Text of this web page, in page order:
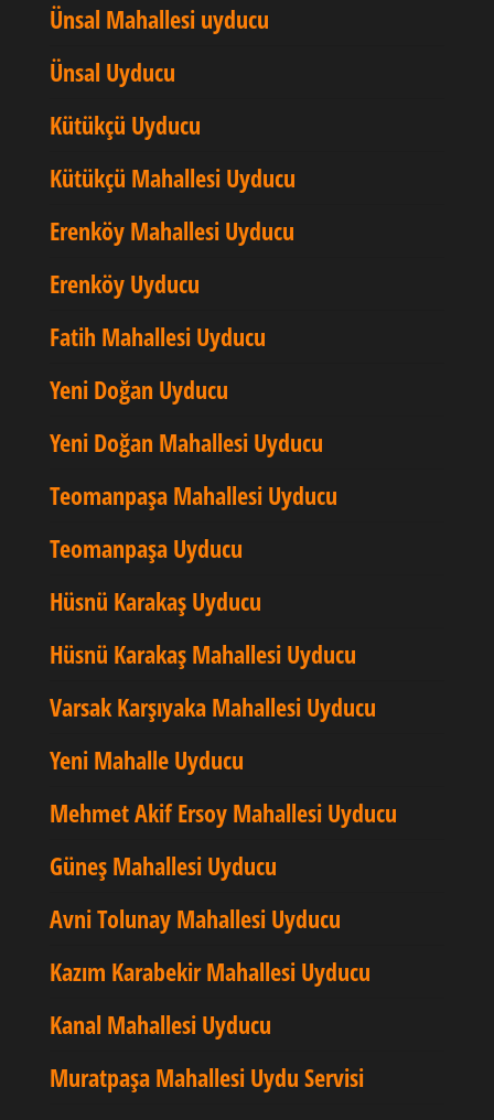
Ünsal Mahallesi uyducu
Ünsal Uyducu
Kütükçü Uyducu
Kütükçü Mahallesi Uyducu
Erenköy Mahallesi Uyducu
Erenköy Uyducu
Fatih Mahallesi Uyducu
Yeni Doğan Uyducu
Yeni Doğan Mahallesi Uyducu
Teomanpaşa Mahallesi Uyducu
Teomanpaşa Uyducu
Hüsnü Karakaş Uyducu
Hüsnü Karakaş Mahallesi Uyducu
Varsak Karşıyaka Mahallesi Uyducu
Yeni Mahalle Uyducu
Mehmet Akif Ersoy Mahallesi Uyducu
Güneş Mahallesi Uyducu
Avni Tolunay Mahallesi Uyducu
Kazım Karabekir Mahallesi Uyducu
Kanal Mahallesi Uyducu
Muratpaşa Mahallesi Uydu Servisi